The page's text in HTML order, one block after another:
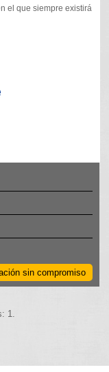
el que siempre existirá
sin compromiso
1.